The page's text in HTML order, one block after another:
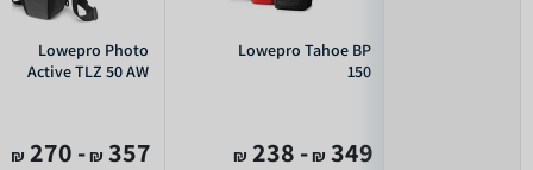
Lowepro Tahoe BP
150
349
₪
- 238
₪
Lowepro Photo
Active TLZ 50 AW
357
₪
- 270
₪